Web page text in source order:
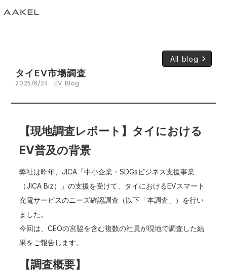
All blog keyboard_arrow_right
タイEV市場調査
2025/6/24 EV Blog
【現地調査レポート】タイにおける
EV普及の背景
弊社は昨年、JICA「中小企業・SDGsビジネス支援事業
（JICA Biz）」の支援を受けて、タイにおけるEVスマート
充電サービスのニーズ確認調査（以下「本調査」）を行い
ました。
今回は、CEOの宮脇を含む複数の社員が現地で調査した結
果をご報告します。
【調査概要】